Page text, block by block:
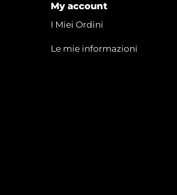
My account
I Miei Ordini
Le mie informazioni